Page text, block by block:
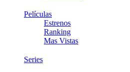
Películas
Estrenos
Ranking
Mas Vistas
Series